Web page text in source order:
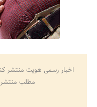
اخبار رسمی هویت منتشر
مطلب